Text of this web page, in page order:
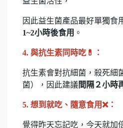
因此益生菌產品最好單獨食
1~2小時後食用 。
4. 與抗生素同時吃💊：
抗生素會對抗細菌，殺死細
菌），因此建議間隔２小時
5. 想到就吃、隨意食用❌：
覺得昨天忘記吃，今天就加